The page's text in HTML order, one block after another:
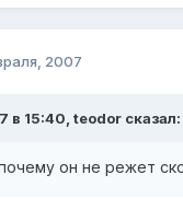
2007
в 15:40, teodor сказал:
он не режет